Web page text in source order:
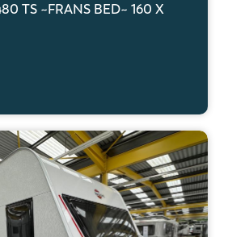
TS ~FRANS BED~ 160 X